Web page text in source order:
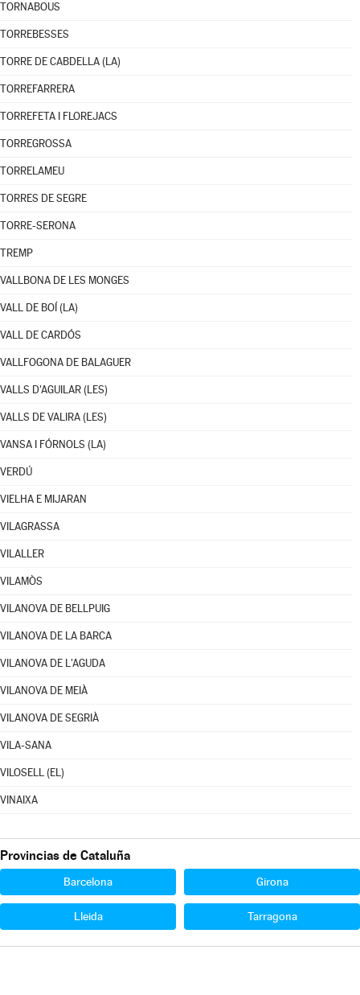
TORNABOUS
TORREBESSES
TORRE DE CABDELLA (LA)
TORREFARRERA
TORREFETA I FLOREJACS
TORREGROSSA
TORRELAMEU
TORRES DE SEGRE
TORRE-SERONA
TREMP
VALLBONA DE LES MONGES
VALL DE BOÍ (LA)
VALL DE CARDÓS
VALLFOGONA DE BALAGUER
VALLS D'AGUILAR (LES)
VALLS DE VALIRA (LES)
VANSA I FÓRNOLS (LA)
VERDÚ
VIELHA E MIJARAN
VILAGRASSA
VILALLER
VILAMÒS
VILANOVA DE BELLPUIG
VILANOVA DE LA BARCA
VILANOVA DE L'AGUDA
VILANOVA DE MEIÀ
VILANOVA DE SEGRIÀ
VILA-SANA
VILOSELL (EL)
VINAIXA
Provincias de Cataluña
Barcelona Girona
Lleida Tarragona